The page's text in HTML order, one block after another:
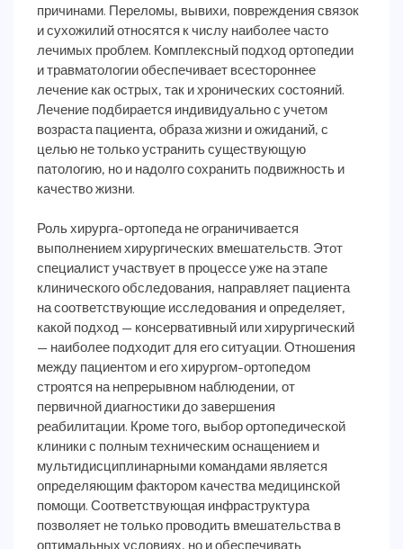
причинами. Переломы, вывихи, повреждения связок
и сухожилий относятся к числу наиболее часто
лечимых проблем. Комплексный подход ортопедии
и травматологии обеспечивает всестороннее
лечение как острых, так и хронических состояний.
Лечение подбирается индивидуально с учетом
возраста пациента, образа жизни и ожиданий, с
целью не только устранить существующую
патологию, но и надолго сохранить подвижность и
качество жизни.
Роль хирурга-ортопеда не ограничивается
выполнением хирургических вмешательств. Этот
специалист участвует в процессе уже на этапе
клинического обследования, направляет пациента
на соответствующие исследования и определяет,
какой подход — консервативный или хирургический
— наиболее подходит для его ситуации. Отношения
между пациентом и его хирургом-ортопедом
строятся на непрерывном наблюдении, от
первичной диагностики до завершения
реабилитации. Кроме того, выбор ортопедической
клиники с полным техническим оснащением и
мультидисциплинарными командами является
определяющим фактором качества медицинской
помощи. Соответствующая инфраструктура
позволяет не только проводить вмешательства в
оптимальных условиях, но и обеспечивать